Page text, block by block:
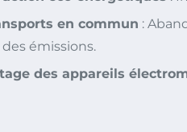
en commun :
émissions.
des appareils